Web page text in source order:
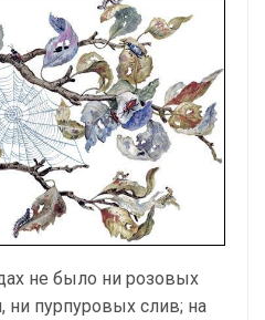
не было ни розовых
ни пурпуровых слив; на